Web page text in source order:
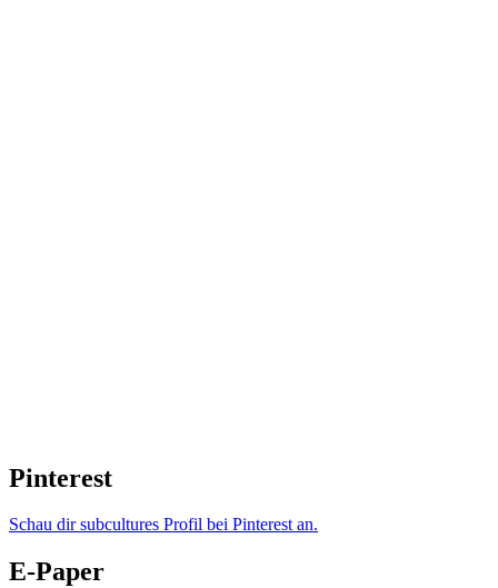
Pinterest
Schau dir subcultures Profil bei Pinterest an.
E-Paper